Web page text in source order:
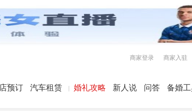
商家登录 商家入驻
预订 汽车租赁 婚礼攻略 新人说 问答 备婚